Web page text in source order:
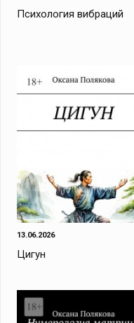
Психология вибраций
13.06.2026
Цигун